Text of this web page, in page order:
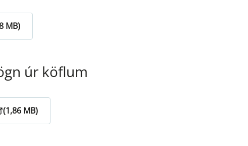
MB)
úr köflum
(1,86 MB)